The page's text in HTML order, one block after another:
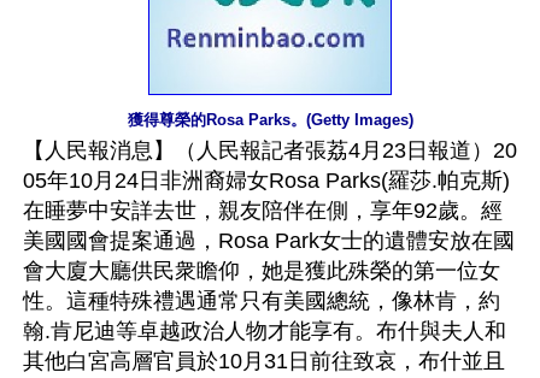
獲得尊榮的Rosa Parks。(Getty Images)
【人民報消息】（人民報記者張荔4月23日報道）20
05年10月24日非洲裔婦女Rosa Parks(羅莎.帕克斯)
在睡夢中安詳去世，親友陪伴在側，享年92歲。經
美國國會提案通過，Rosa Park女士的遺體安放在國
會大廈大廳供民衆瞻仰，她是獲此殊榮的第一位女
性。這種特殊禮遇通常只有美國總統，像林肯，約
翰.肯尼迪等卓越政治人物才能享有。布什與夫人和
其他白宮高層官員於10月31日前往致哀，布什並且